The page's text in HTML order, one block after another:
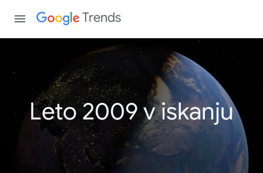
Trends
Leto 2009 v iskanju